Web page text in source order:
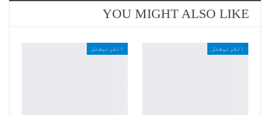
YOU MIGHT ALSO LIKE
انٹرنیشنل انٹرنیشنل